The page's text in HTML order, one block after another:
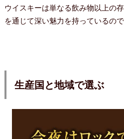
ウイスキーは単なる飲み物以上の
を通じて深い魅力を持っているので
生産国と地域で選ぶ